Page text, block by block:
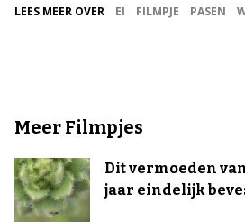
LEES MEER OVER EI FILMPJE PASEN
Meer Filmpjes
Dit vermoeden
jaar eindelijk